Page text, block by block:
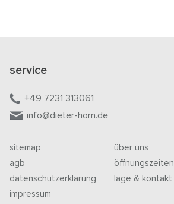
service
+49 7231 313061
info@dieter-horn.de
sitemap
agb
datenschutzerklärung
impressum
über uns
öffnungszeiten
lage & kontakt